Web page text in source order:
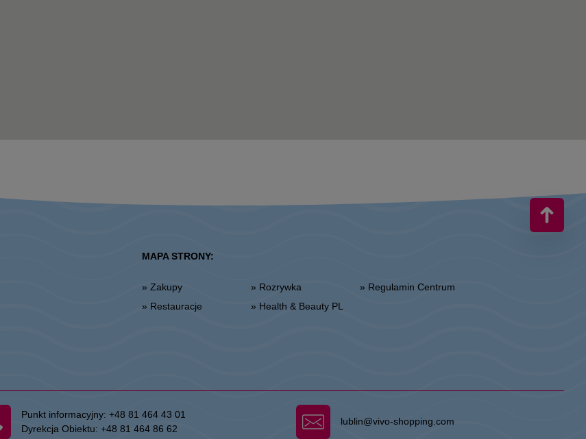
MAPA STRONY:
» Zakupy
» Restauracje
» Rozrywka
» Health & Beauty PL
» Regulamin Centrum
Punkt informacyjny:+48 81 464 43 01
Dyrekcja Obiektu:+48 81 464 86 62
lublin@vivo-shopping.com